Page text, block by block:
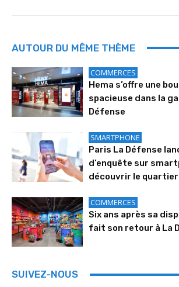
AUTOUR DU MÊME THÈME
COMMERCES
Hema s’offre une
spacieuse dans la
Défense
SMARTPHONE
Paris La Défense
d’enquête sur
découvrir le quartier
COMMERCES
Six ans après sa
fait son retour à La
SUIVEZ-NOUS